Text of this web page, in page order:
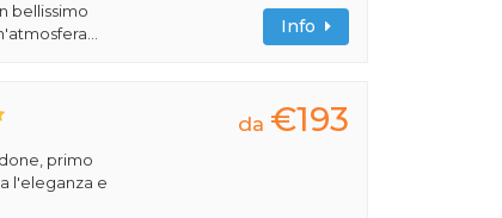
bellissimo
Info
primo
l'eleganza e
da €193